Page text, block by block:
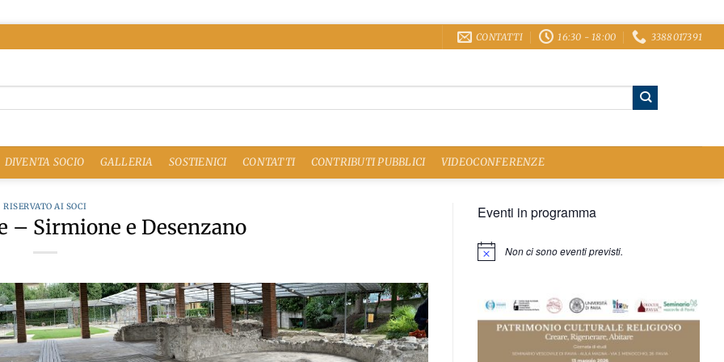
CONTATTI 16:30 - 18:00 3388017391
DIVENTA SOCIO GALLERIA SOSTIENICI CONTATTI CONTRIBUTI PUBBLICI VIDEOCONFERENZE
RISERVATO AI SOCI
– Sirmione e Desenzano
Eventi in programma
Notice Non ci sono eventi previsti.